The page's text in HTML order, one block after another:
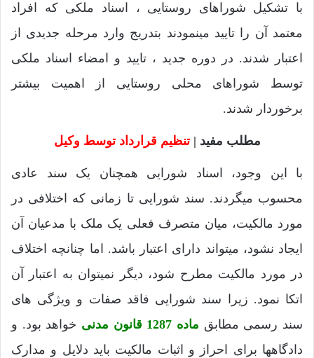
با تشکیل شوراهای روستایی ، اسناد ملکی که افراد
معتمد آن را تایید مینمودند بتدریج وارد مرحله جدیدی از
اعتبار شدند. در دوره جدید ، تایید و امضاء اسناد ملکی
توسط شوراهای محلی روستایی از اهمیت بیشتر
برخوردار شدند.
مطلب مفید |تنظیم قرارداد توسط وکیل
با این وجود، اسناد شورایی همچنان یک سند عادی
محسوب میگردند. سند شورایی تا زمانی که اختلافی در
مورد مالکیت، میان متصرف فعلی یک ملک با مدعیان آن
ایجاد نشود، میتواند دارای اعتبار باشد. اما چنانچه اختلاف
در مورد مالکیت مطرح شود، دیگر نمیتوان به اعتبار آن
اتکا نمود. زیرا سند شورایی فاقد صفات و ویژگی های
سند رسمی مطابق ماده 1287 قانون مدنی
خواهد بود. و
دادگاهها برای احراز و اثبات مالکیت باید دلایل و مدارک